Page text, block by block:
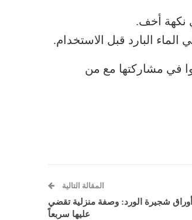
نكهة أخف.
البارد قبل الاستخدام.
في مشاركتها مع من
المقالة التالية
أوراق شجيرة الورد: وصفة منزلية تقضي
عليها سربعاً